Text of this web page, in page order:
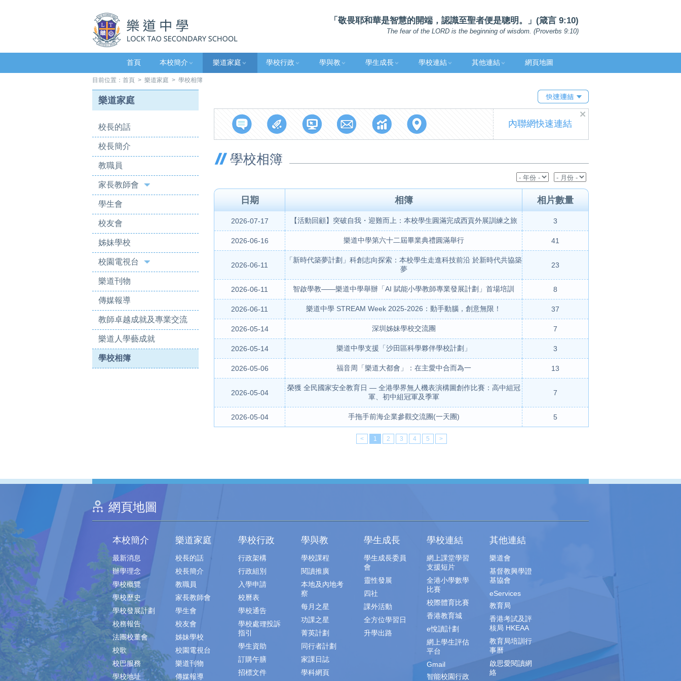
「敬畏耶和華是智慧的開端，認識至聖者便是聰明。」(箴言 9:10)
The fear of the LORD is the beginning of wisdom. (Proverbs 9:10)
首頁 本校簡介 樂道家庭 學校行政 學與教 學生成長 學校連結 其他連結 網頁地圖
目前位置： 首頁 > 樂道家庭 > 學校相簿
樂道家庭
校長的話
校長簡介
教職員
家長教師會
學生會
校友會
姊妹學校
校園電視台
樂道刊物
傳媒報導
教師卓越成就及專業交流
樂道人學藝成就
學校相簿
內聯網快速連結
學校相簿
日期 相簿 相片數量
2026-07-17 【活動回顧】突破自我・迎難而上：本校學生圓滿完成西貢外展訓練之旅 3
2026-06-16 樂道中學第六十二屆畢業典禮圓滿舉行 41
2026-06-11
「新時代築夢計劃」科創志向探索：本校學生走進科技前沿 於新時代共協築
夢
23
2026-06-11 智啟學教——樂道中學舉辦「AI 賦能小學教師專業發展計劃」首場培訓 8
2026-06-11 樂道中學 STREAM Week 2025-2026：動手動腦，創意無限！ 37
2026-05-14 深圳姊妹學校交流團 7
2026-05-14 樂道中學支援「沙田區科學夥伴學校計劃」 3
2026-05-06 福音周「樂道大都會」：在主愛中合而為一 13
2026-05-04
榮獲 全民國家安全教育日 — 全港學界無人機表演構圖創作比賽：高中組冠
軍、初中組冠軍及季軍
7
2026-05-04 手拖手前海企業參觀交流團(一天團) 5
< 1 2 3 4 5 >
網頁地圖
本校簡介
最新消息
辦學理念
學校概覽
學校歷史
學校發展計劃
校務報告
法團校董會
校歌
校巴服務
學校地址
樂道家庭
校長的話
校長簡介
教職員
家長教師會
學生會
校友會
姊妹學校
校園電視台
樂道刊物
傳媒報導
學校行政
行政架構
行政組別
入學申請
校曆表
學校通告
學校處理投訴
指引
學生資助
訂購午膳
招標文件
學與教
學校課程
閱讀推廣
本地及內地考
察
每月之星
功課之星
菁英計劃
同行者計劃
家課日誌
學科網頁
學生成長
學生成長委員
會
靈性發展
四社
課外活動
全方位學習日
升學出路
學校連結
網上課堂學習
支援短片
全港小學數學
比賽
校際體育比賽
香港教育城
e悅讀計劃
網上學生評估
平台
Gmail
智能校園行政
其他連結
樂道會
基督教興學證
基協會
eServices
教育局
香港考試及評
核局 HKEAA
教育局培訓行
事曆
啟思愛閱讀網
絡